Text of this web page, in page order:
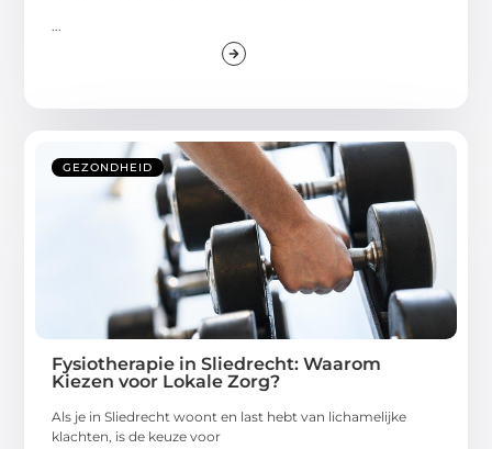
GEZONDHEID
Fysiotherapie in Sliedrecht: Waarom
Kiezen voor Lokale Zorg?
Als je in Sliedrecht woont en last hebt van lichamelijke
klachten, is de keuze voor